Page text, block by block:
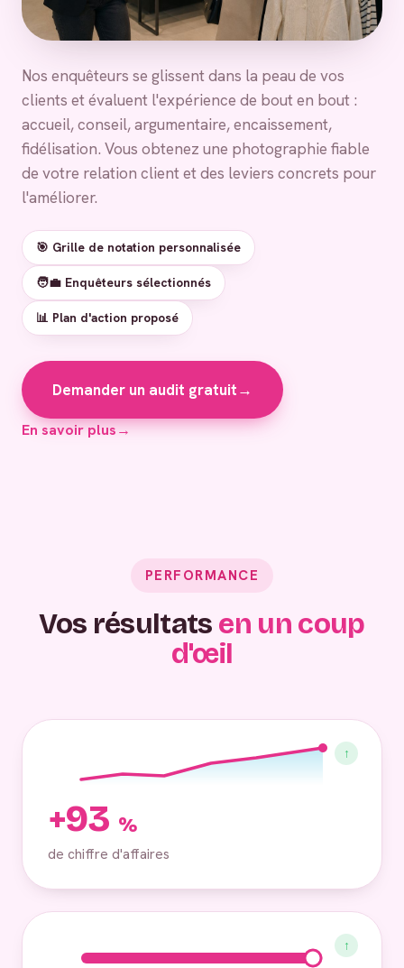
Nos enquêteurs se glissent dans la peau de vos
clients et évaluent l'expérience de bout en bout :
accueil, conseil, argumentaire, encaissement,
fidélisation. Vous obtenez une photographie fiable
de votre relation client et des leviers concrets pour
l'améliorer.
🎯 Grille de notation personnalisée
🧑‍💼 Enquêteurs sélectionnés
📊 Plan d'action proposé
Demander un audit gratuit→
En savoir plus→
PERFORMANCE
Vos résultats en un coup
d'œil
↑
+93 %
de chiffre d'affaires
↑